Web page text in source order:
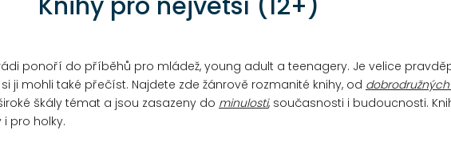
ponoří do příběhů pro mládež, young adult a teenagery. Je velice
ji mohli také přečíst. Najdete zde žánrově rozmanité knihy, od
škály témat a jsou zasazeny do minulosti, současnosti i budoucnosti.
pro holky.